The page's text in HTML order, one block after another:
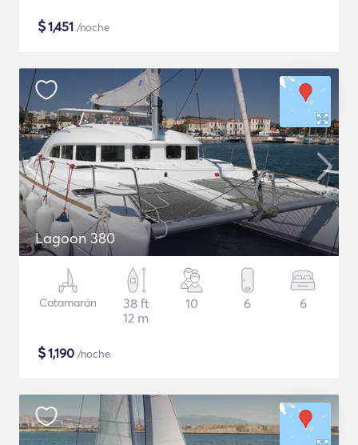
$1,451 /noche
Lagoon 380
Catamarán
38 ft
12 m
10 6 6
$1,190 /noche